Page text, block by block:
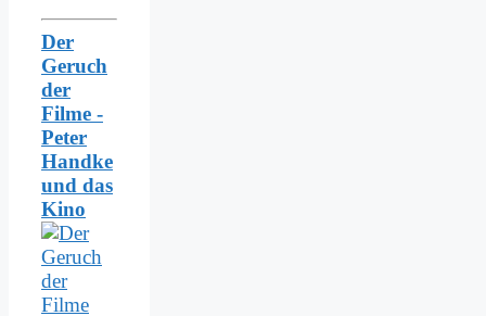
Der
Geruch
der
Filme -
Peter
Handke
und das
Kino